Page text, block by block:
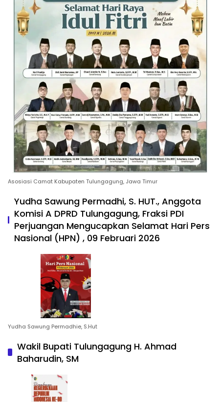
Asosiasi Camat Kabupaten Tulungagung, Jawa Timur
Yudha Sawung Permadhi, S. HUT., Anggota
Komisi A DPRD Tulungagung, Fraksi PDI
Perjuangan Mengucapkan Selamat Hari Pers
Nasional (HPN) , 09 Februari 2026
Yudha Sawung Permadhie, S.Hut
Wakil Bupati Tulungagung H. Ahmad
Baharudin, SM